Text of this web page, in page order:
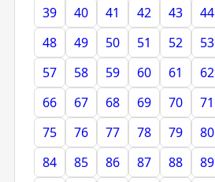
39
40 41 42 43 44
48
49 50 51 52 53
57
58 59 60 61 62
66
67 68 69 70 71
75
76 77 78 79 80
84
85 86 87 88 89